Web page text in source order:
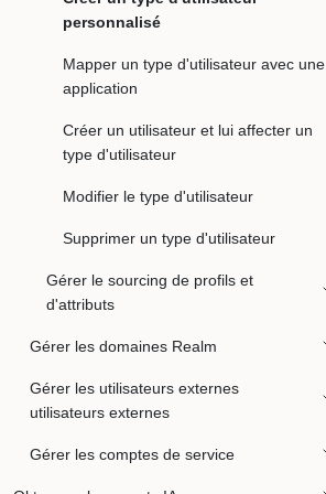
personnalisé
Mapper un type d'utilisateur avec une
application
Créer un utilisateur et lui affecter un
type d'utilisateur
Modifier le type d'utilisateur
Supprimer un type d'utilisateur
Gérer le sourcing de profils et
d'attributs
Gérer les domaines Realm
Gérer les utilisateurs externes
utilisateurs externes
Gérer les comptes de service